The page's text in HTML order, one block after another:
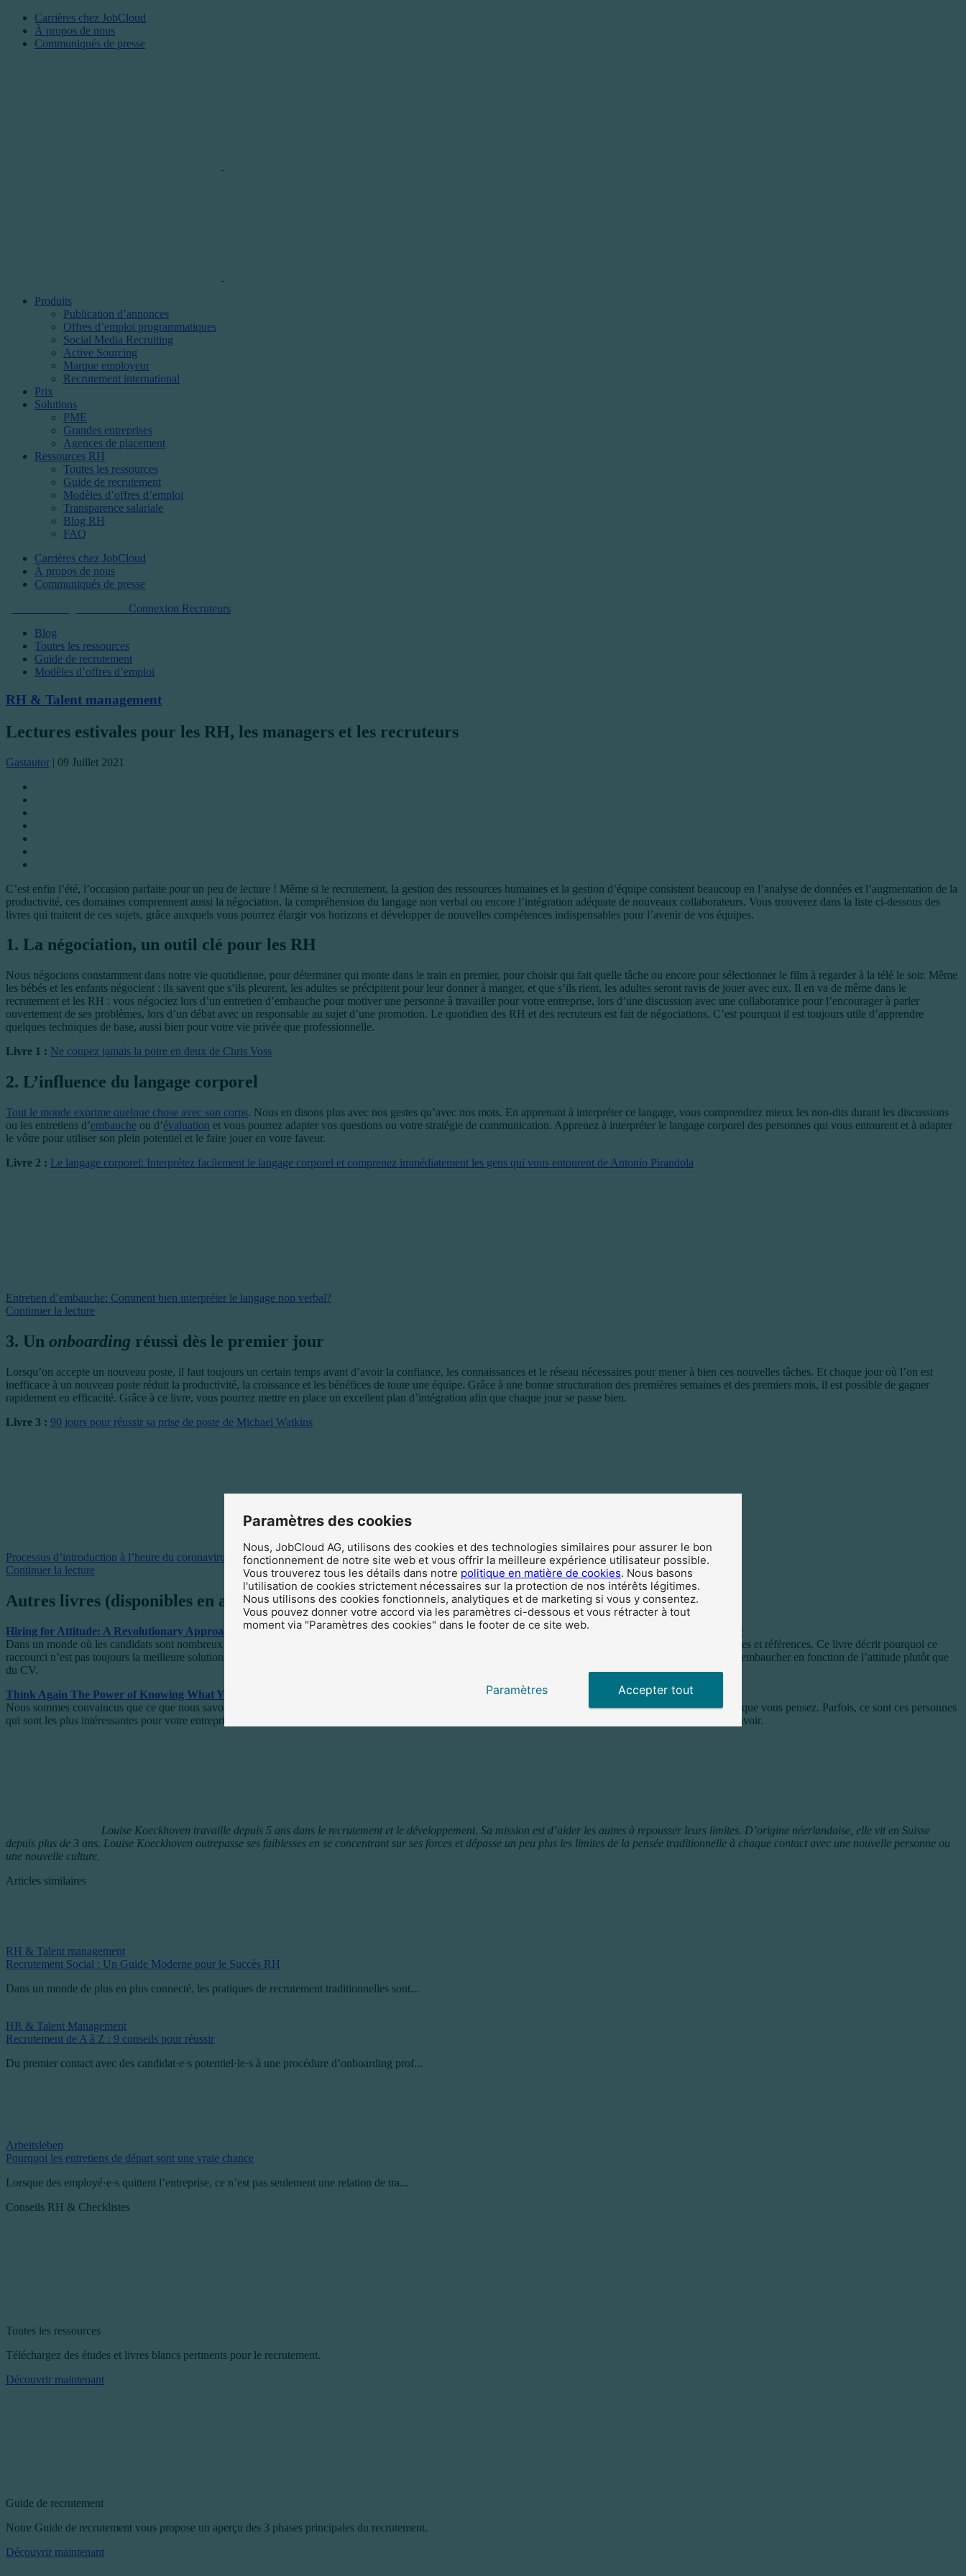
Carrières chez JobCloud​
À propos de nous
Communiqués de presse
Produits
Publication d’annonces
Offres d’emploi programmatiques
Social Media Recruiting
Active Sourcing
Marque employeur
Recrutement international
Prix
Solutions
PME
Grandes entreprises
Agences de placement
Ressources RH
Toutes les ressources
Guide de recrutement
Modèles d’offres d’emploi
Transparence salariale
Blog RH
FAQ
Carrières chez JobCloud​
À propos de nous
Communiqués de presse
Connexion Recruteurs
Blog
Toutes les ressources
Guide de recrutement
Modèles d’offres d’emploi
RH & Talent management
Lectures estivales pour les RH, les managers et les recruteurs
Gastautor | 09 Juillet 2021
C’est enfin l’été, l’occasion parfaite pour un peu de lecture ! Même si le recrutement, la gestion des ressources humaines et la gestion d’équipe consistent beaucoup en l’analyse de données et l’augmentation de la
productivité, ces domaines comprennent aussi la négociation, la compréhension du langage non verbal ou encore l’intégration adéquate de nouveaux collaborateurs. Vous trouverez dans la liste ci-dessous des
livres qui traitent de ces sujets, grâce auxquels vous pourrez élargir vos horizons et développer de nouvelles compétences indispensables pour l’avenir de vos équipes.
1. La négociation, un outil clé pour les RH
Nous négocions constamment dans notre vie quotidienne, pour déterminer qui monte dans le train en premier, pour choisir qui fait quelle tâche ou encore pour sélectionner le film à regarder à la télé le soir. Même
les bébés et les enfants négocient : ils savent que s’ils pleurent, les adultes se précipitent pour leur donner à manger, et que s’ils rient, les adultes seront ravis de jouer avec eux. Il en va de même dans le
recrutement et les RH : vous négociez lors d’un entretien d’embauche pour motiver une personne à travailler pour votre entreprise, lors d’une discussion avec une collaboratrice pour l’encourager à parler
ouvertement de ses problèmes, lors d’un débat avec un responsable au sujet d’une promotion. Le quotidien des RH et des recruteurs est fait de négociations. C’est pourquoi il est toujours utile d’apprendre
quelques techniques de base, aussi bien pour votre vie privée que professionnelle.
Livre 1 : Ne coupez jamais la poire en deux de Chris Voss
2. L’influence du langage corporel
Tout le monde exprime quelque chose avec son corps. Nous en disons plus avec nos gestes qu’avec nos mots. En apprenant à interpréter ce langage, vous comprendrez mieux les non-dits durant les discussions
ou les entretiens d’embauche ou d’évaluation et vous pourrez adapter vos questions ou votre stratégie de communication. Apprenez à interpréter le langage corporel des personnes qui vous entourent et à adapter
le vôtre pour utiliser son plein potentiel et le faire jouer en votre faveur.
Livre 2 : Le langage corporel: Interprétez facilement le langage corporel et comprenez immédiatement les gens qui vous entourent de Antonio Pirandola
Entretien d’embauche: Comment bien interpréter le langage non verbal?
Continuer la lecture
3. Un onboarding réussi dès le premier jour
Lorsqu’on accepte un nouveau poste, il faut toujours un certain temps avant d’avoir la confiance, les connaissances et le réseau nécessaires pour mener à bien ces nouvelles tâches. Et chaque jour où l’on est
inefficace à un nouveau poste réduit la productivité, la croissance et les bénéfices de toute une équipe. Grâce à une bonne structuration des premières semaines et des premiers mois, il est possible de gagner
rapidement en efficacité. Grâce à ce livre, vous pourrez mettre en place un excellent plan d’intégration afin que chaque jour se passe bien.
Livre 3 : 90 jours pour réussir sa prise de poste de Michael Watkins
Processus d’introduction à l’heure du coronavirus: les défis de l’onboarding à distance
Continuer la lecture
Autres livres (disponibles en anglais uniquement)
Hiring for Attitude: A Revolutionary Approach to Recruiting and Selecting People with Both Tremendous Skills and Superb Attitude
, de Mark Murphy
Dans un monde où les candidats sont nombreux et où le marché de l’emploi est en pleine expansion, il est facile d’opter pour le candidat ayant les meilleurs diplômes et références. Ce livre décrit pourquoi ce
raccourci n’est pas toujours la meilleure solution. Une école prestigieuse ne dit rien de la résilience ou de l’ardeur du candidat. C’est pourquoi il est recommandé d’embaucher en fonction de l’attitude plutôt que
du CV.
Think Again The Power of Knowing What You Don’t Know
Nous sommes convaincus que ce que nous savons et pensons est juste, mais imaginez que lors d’un entretien d’embauche, un candidat vous dise le contraire de ce que vous pensez. Parfois, ce sont ces personnes
qui sont les plus intéressantes pour votre entreprise. Grâce à ce livre, vous vous demanderez encore et encore si ce que vous savez est vraiment tout ce qu’il y a à savoir.
Louise Koeckhoven travaille depuis 5 ans dans le recrutement et le développement. Sa mission est d’aider les autres à repousser leurs limites. D’origine néerlandaise, elle vit en Suisse
depuis plus de 3 ans. Louise Koeckhoven outrepasse ses faiblesses en se concentrant sur ses forces et dépasse un peu plus les limites de la pensée traditionnelle à chaque contact avec une nouvelle personne ou
une nouvelle culture.
Articles similaires
RH & Talent management
Recrutement Social : Un Guide Moderne pour le Succès RH
Dans un monde de plus en plus connecté, les pratiques de recrutement traditionnelles sont...
HR & Talent Management
Recrutement de A à Z : 9 conseils pour réussir
Du premier contact avec des candidat·e·s potentiel·le·s à une procédure d’onboarding prof...
Arbeitsleben
Pourquoi les entretiens de départ sont une vraie chance
Lorsque des employé·e·s quittent l’entreprise, ce n’est pas seulement une relation de tra...
Conseils RH & Checklistes
Toutes les ressources
Téléchargez des études et livres blancs pertinents pour le recrutement.
Découvrir maintenant
Guide de recrutement
Notre Guide de recrutement vous propose un aperçu des 3 phases principales du recrutement.
Découvrir maintenant
Paramètres des cookies
Nous, JobCloud AG, utilisons des cookies et des technologies similaires pour assurer le bon
fonctionnement de notre site web et vous offrir la meilleure expérience utilisateur possible.
Vous trouverez tous les détails dans notre politique en matière de cookies. Nous basons
l'utilisation de cookies strictement nécessaires sur la protection de nos intérêts légitimes.
Nous utilisons des cookies fonctionnels, analytiques et de marketing si vous y consentez.
Vous pouvez donner votre accord via les paramètres ci-dessous et vous rétracter à tout
moment via "Paramètres des cookies" dans le footer de ce site web.
Paramètres Accepter tout